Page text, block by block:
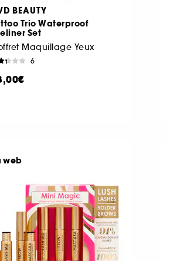
BEAUTY
Trio Waterproof
Set
Maquillage Yeux
6
web